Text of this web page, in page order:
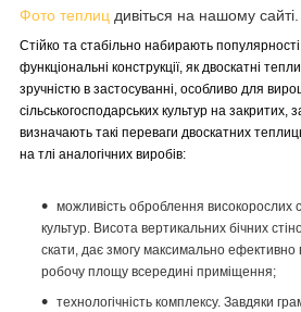
Фото теплиц дивіться на нашому сайті.
Стійко та стабільно набирають популярності
функціональні конструкції, як двоскатні
зручністю в застосуванні, особливо для
сільськогосподарських культур на закритих,
визначають такі переваги двоскатних
на тлі аналогічних виробів:
можливість оброблення високорослих
культур. Висота вертикальних бічних
скати, дає змогу максимально ефективно
робочу площу всередині приміщення;
технологічність комплексу. Завдяки